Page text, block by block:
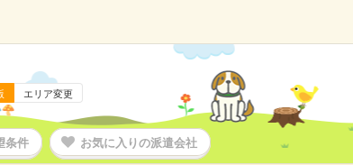
エリア変更
条件 お気に入りの派遣会社